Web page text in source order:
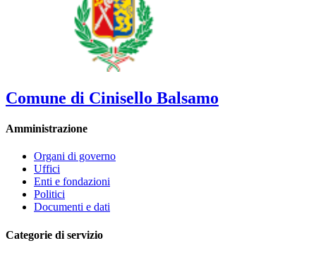
Comune di Cinisello Balsamo
Amministrazione
Organi di governo
Uffici
Enti e fondazioni
Politici
Documenti e dati
Categorie di servizio